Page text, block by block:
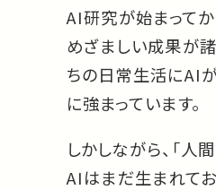
AI研究が始まって
めざましい成果が
ちの日常生活にAI
に強まっています。
しかしながら、「人
AIはまだ生まれてお